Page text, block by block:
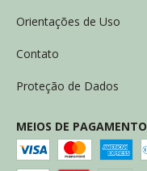
Orientações de Uso
Contato
Proteção de Dados
MEIOS DE PAGAMENTO